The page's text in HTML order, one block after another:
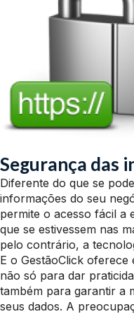
Segurança das
Diferente do que se
informações do seu
permite o acesso fácil a
que se estivessem nas
pelo contrário, a
E o GestãoClick oferece
não só para dar
também para garantir a
seus dados. A